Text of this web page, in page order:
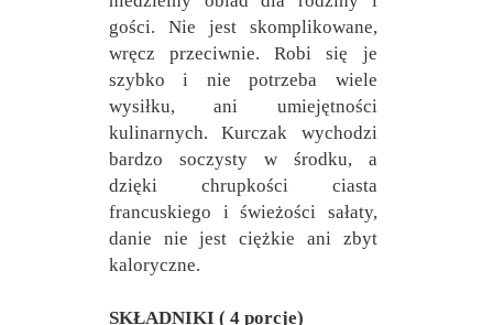
gości. Nie jest skomplikowane,
wręcz przeciwnie. Robi się je
szybko i nie potrzeba wiele
wysiłku, ani umiejętności
kulinarnych. Kurczak wychodzi
bardzo soczysty w środku, a
dzięki chrupkości ciasta
francuskiego i świeżości sałaty,
danie nie jest ciężkie ani zbyt
kaloryczne.
SKŁADNIKI ( 4 porcje)